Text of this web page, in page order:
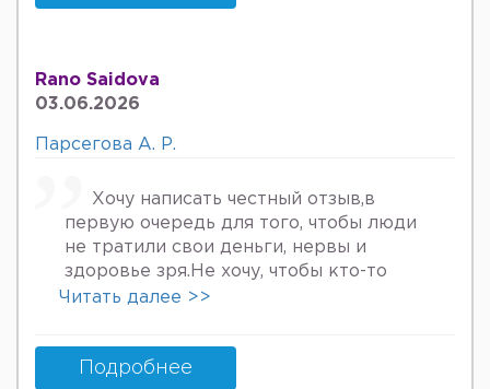
келяпман шунинг учун хатто
Беринг 34га кирдим 3та фарзанди бор
хурмат Билан Мафтуна
Rano Saidova
03.06.2026
Парсегова А. Р.
Хочу написать честный отзыв,в
первую очередь для того, чтобы люди
не тратили свои деньги, нервы и
здоровье зря.Не хочу, чтобы кто-то
пережил то, что пережила я. Врач
врачебной этике и нормальном
человеческом отношении к людям.
Читать далее >>
Подробнее